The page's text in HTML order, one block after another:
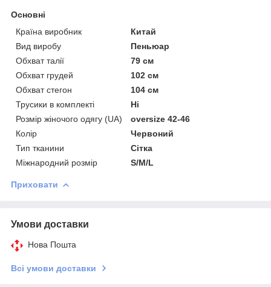
Основні
Країна виробник
Китай
Вид виробу
Пеньюар
Обхват талії
79 см
Обхват грудей
102 см
Обхват стегон
104 см
Трусики в комплекті
Ні
Розмір жіночого одягу (UA)
oversize 42-46
Колір
Червоний
Тип тканини
Сітка
Міжнародний розмір
S/M/L
Приховати
Умови доставки
Нова Пошта
Всі умови доставки